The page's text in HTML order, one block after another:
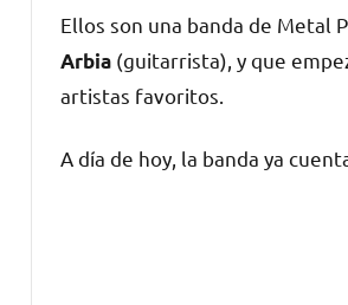
Ellos son una banda de Metal
Arbia (guitarrista), y que
artistas favoritos.
A día de hoy, la banda ya